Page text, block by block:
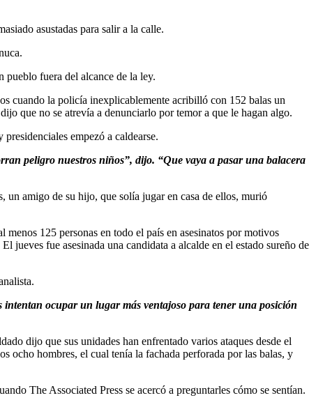
asustadas para salir a la calle.
pueblo fuera del alcance de la ley.
cuando la policía inexplicablemente acribilló con 152 balas un
que no se atrevía a denunciarlo por temor a que le hagan algo.
empezó a caldearse.
peligro nuestros niños”, dijo. “Que vaya a pasar una balacera
un amigo de su hijo, que solía jugar en casa de ellos, murió
125 personas en todo el país en asesinatos por motivos
jueves fue asesinada una candidata a alcalde en el estado sureño de
intentan ocupar un lugar más ventajoso para tener una posición
dijo que sus unidades han enfrentado varios ataques desde el
ocho hombres, el cual tenía la fachada perforada por las balas, y
The Associated Press se acercó a preguntarles cómo se sentían.